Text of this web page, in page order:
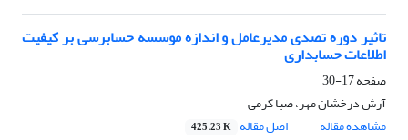
تاثیر دوره تصدی مدیرعامل و اندازه موسسه حسابرسی بر کیفیت
اطلاعات حسابداری
صفحه17-30
آرش درخشان مهر، صبا کرمی
مشاهده مقاله
اصل مقاله 425.23 K